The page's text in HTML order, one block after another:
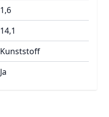
1,6
14,1
Kunststoff
Ja